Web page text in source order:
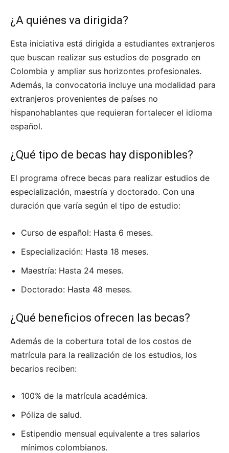
¿A quiénes va dirigida?
Esta iniciativa está dirigida a estudiantes extranjeros
que buscan realizar sus estudios de posgrado en
Colombia y ampliar sus horizontes profesionales.
Además, la convocatoria incluye una modalidad para
extranjeros provenientes de países no
hispanohablantes que requieran fortalecer el idioma
español.
¿Qué tipo de becas hay disponibles?
El programa ofrece becas para realizar estudios de
especialización, maestría y doctorado. Con una
duración que varía según el tipo de estudio:
Curso de español: Hasta 6 meses.
Especialización: Hasta 18 meses.
Maestría: Hasta 24 meses.
Doctorado: Hasta 48 meses.
¿Qué beneficios ofrecen las becas?
Además de la cobertura total de los costos de
matrícula para la realización de los estudios, los
becarios reciben:
100% de la matrícula académica.
Póliza de salud.
Estipendio mensual equivalente a tres salarios
mínimos colombianos.